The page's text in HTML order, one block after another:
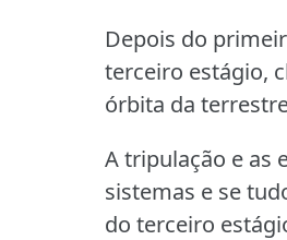
Depois do
terceiro estágio,
órbita da
A tripulação e as
sistemas e se
do terceiro